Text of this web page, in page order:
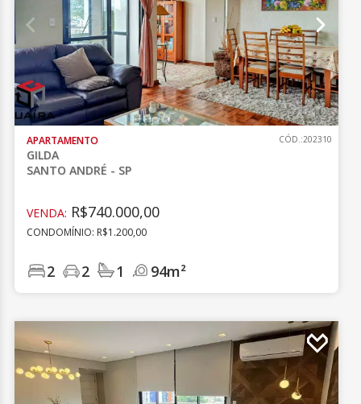
APARTAMENTO
GILDA
SANTO ANDRÉ - SP
CÓD.:202310
VENDA: R$740.000,00
CONDOMÍNIO: R$1.200,00
2 2 1 94m²